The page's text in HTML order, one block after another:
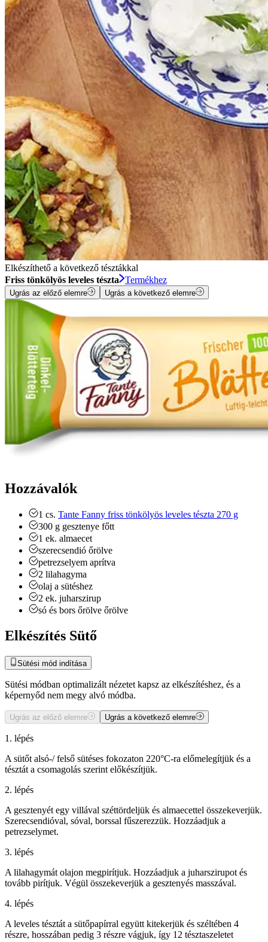
Elkészíthető a következő tésztákkal
Friss tönkölyös leveles tészta
Termékhez
Ugrás az előző elemre Ugrás a következő elemre
Hozzávalók
1 cs. Tante Fanny friss tönkölyös leveles tészta 270 g
300 g gesztenye főtt
1 ek. almaecet
szerecsendió őrölve
petrezselyem aprítva
2 lilahagyma
olaj a sütéshez
2 ek. juharszirup
só és bors őrölve őrölve
Elkészítés Sütő
Sütési mód indítása
Sütési módban optimalizált nézetet kapsz az elkészítéshez, és a
képernyőd nem megy alvó módba.
Ugrás az előző elemre Ugrás a következő elemre
1. lépés
A sütőt alsó-/ felső sütéses fokozaton 220°C-ra előmelegítjük és a
tésztát a csomagolás szerint előkészítjük.
2. lépés
A gesztenyét egy villával széttördeljük és almaecettel összekeverjük.
Szerecsendióval, sóval, borssal fűszerezzük. Hozzáadjuk a
petrezselymet.
3. lépés
A lilahagymát olajon megpirítjuk. Hozzáadjuk a juharszirupot és
tovább pirítjuk. Végül összekeverjük a gesztenyés masszával.
4. lépés
A leveles tésztát a sütőpapírral együtt kitekerjük és széltében 4
részre, hosszában pedig 3 részre vágjuk, így 12 tésztaszeletet